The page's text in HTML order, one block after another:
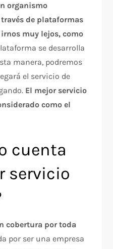
organismo
de plataformas
muy lejos, como
se desarrolla
manera, podremos
el servicio de
El mejor servicio
como el
cuenta
servicio
cobertura por toda
por ser una empresa